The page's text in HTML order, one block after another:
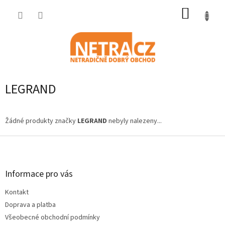
LEGRAND
Žádné produkty značky LEGRAND nebyly nalezeny...
Z
Informace pro vás
Kontakt
Doprava a platba
Všeobecné obchodní podmínky